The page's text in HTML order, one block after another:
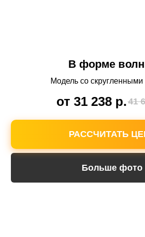
В форме
Модель со скругленными
от 31 238 р.41
РАССЧИТАТЬ
Больше фото